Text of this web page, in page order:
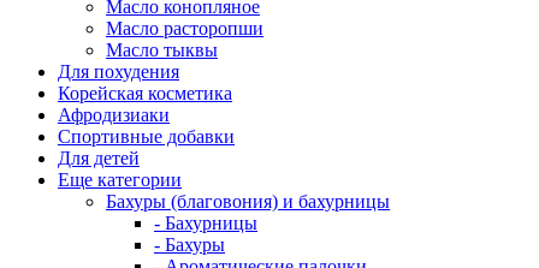
Масло конопляное
Масло расторопши
Масло тыквы
Для похудения
Корейская косметика
Афродизиаки
Спортивные добавки
Для детей
Еще категории
Бахуры (благовония) и бахурницы
- Бахурницы
- Бахуры